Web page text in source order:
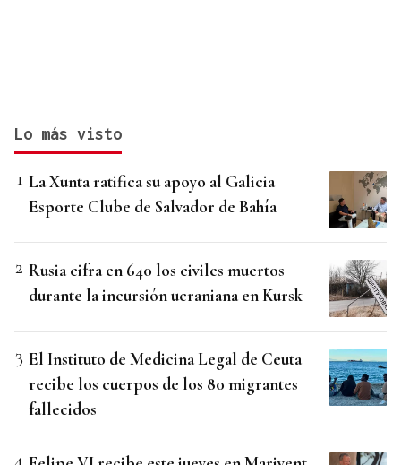
Lo más visto
La Xunta ratifica su apoyo al Galicia
Esporte Clube de Salvador de Bahía
Rusia cifra en 640 los civiles muertos
durante la incursión ucraniana en Kursk
El Instituto de Medicina Legal de Ceuta
recibe los cuerpos de los 80 migrantes
fallecidos